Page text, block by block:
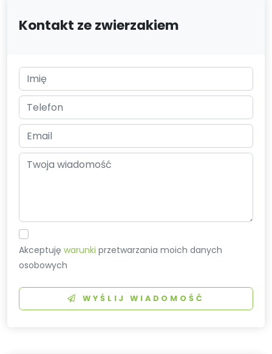
Kontakt ze zwierzakiem
Akceptujęwarunki przetwarzania moich danych
osobowych
WYŚLIJ WIADOMOŚĆ